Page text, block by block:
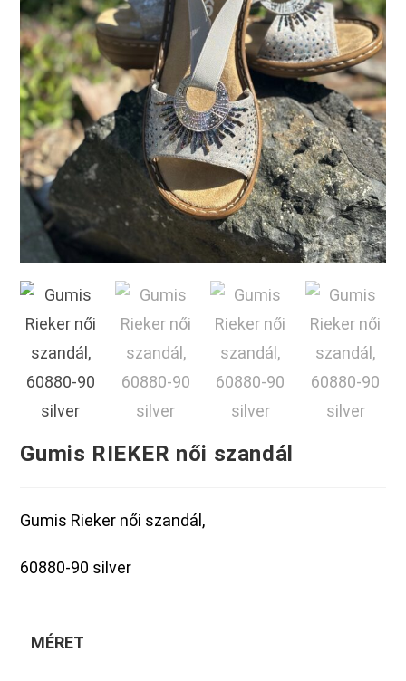
Gumis RIEKER női szandál
Gumis Rieker női szandál,
60880-90 silver
MÉRET